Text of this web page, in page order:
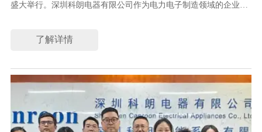
盛大举行。深圳科朗电器有限公司作为电力电子制造领域的企业代
了解详情